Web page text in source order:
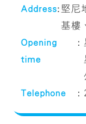
Address: 堅尼
基樓
Opening
time
:
Telephone
: